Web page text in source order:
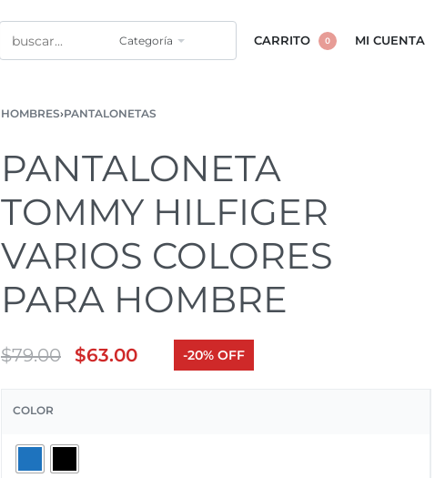
Categoría CARRITO 0 MI CUENTA
HOMBRES›PANTALONETAS
PANTALONETA
TOMMY HILFIGER
VARIOS COLORES
PARA HOMBRE
$79.00 $63.00 -20% OFF
COLOR